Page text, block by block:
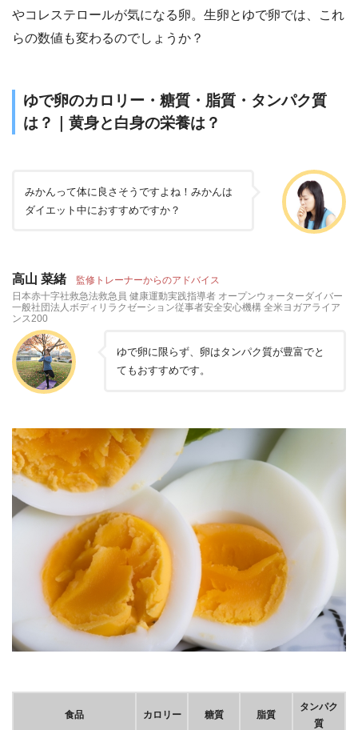
やコレステロールが気になる卵。生卵とゆで卵では、これ
らの数値も変わるのでしょうか？
ゆで卵のカロリー・糖質・脂質・タンパク質
は？｜黄身と白身の栄養は？
みかんって体に良さそうですよね！みかんは
ダイエット中におすすめですか？
高山 菜緒 監修トレーナーからのアドバイス
日本赤十字社救急法救急員 健康運動実践指導者 オープンウォーターダイバー
一般社団法人ボディリラクゼーション従事者安全安心機構 全米ヨガアライア
ンス200
ゆで卵に限らず、卵はタンパク質が豊富でと
てもおすすめです。
食品 カロリー 糖質 脂質
タンパク
質